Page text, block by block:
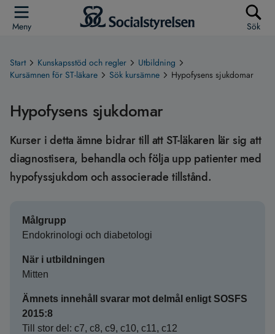
Meny Sök
Start Kunskapsstöd och regler
Utbildning
Kursämnen för ST-läkare
Sök kursämne Hypofysens sjukdomar
Hypofysens sjukdomar
Kurser i detta ämne bidrar till att ST-läkaren lär sig att
diagnostisera, behandla och följa upp patienter med
hypofyssjukdom och associerade tillstånd.
Målgrupp
Endokrinologi och diabetologi
När i utbildningen
Mitten
Ämnets innehåll svarar mot delmål enligt SOSFS
2015:8
Till stor del: c7, c8, c9, c10, c11, c12